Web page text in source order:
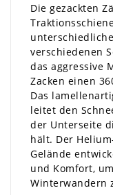
Die gezackten
verschiedenen
das aggressive
Zacken einen
Das
leitet den
der Unterseite
hält. Der
Gelände
und Komfort,
Winterwandern